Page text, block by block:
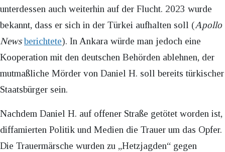
unterdessen auch weiterhin auf der Flucht. 2023 wurde
bekannt, dass er sich in der Türkei aufhalten soll (Apollo
News berichtete). In Ankara würde man jedoch eine
Kooperation mit den deutschen Behörden ablehnen, der
mutmaßliche Mörder von Daniel H. soll bereits türkischer
Staatsbürger sein.
Nachdem Daniel H. auf offener Straße getötet worden ist,
diffamierten Politik und Medien die Trauer um das Opfer.
Die Trauermärsche wurden zu „Hetzjagden“ gegen